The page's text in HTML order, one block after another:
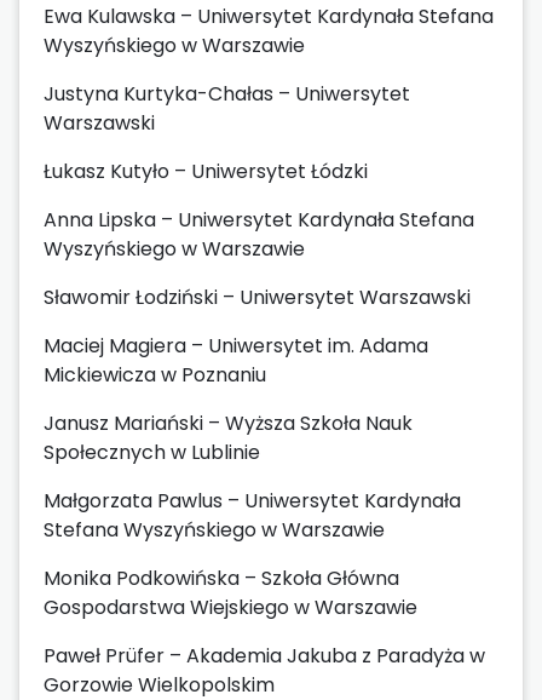
Ewa Kulawska – Uniwersytet Kardynała Stefana
Wyszyńskiego w Warszawie
Justyna Kurtyka-Chałas – Uniwersytet
Warszawski
Łukasz Kutyło – Uniwersytet Łódzki
Anna Lipska – Uniwersytet Kardynała Stefana
Wyszyńskiego w Warszawie
Sławomir Łodziński – Uniwersytet Warszawski
Maciej Magiera – Uniwersytet im. Adama
Mickiewicza w Poznaniu
Janusz Mariański – Wyższa Szkoła Nauk
Społecznych w Lublinie
Małgorzata Pawlus – Uniwersytet Kardynała
Stefana Wyszyńskiego w Warszawie
Monika Podkowińska – Szkoła Główna
Gospodarstwa Wiejskiego w Warszawie
Paweł Prüfer – Akademia Jakuba z Paradyża w
Gorzowie Wielkopolskim